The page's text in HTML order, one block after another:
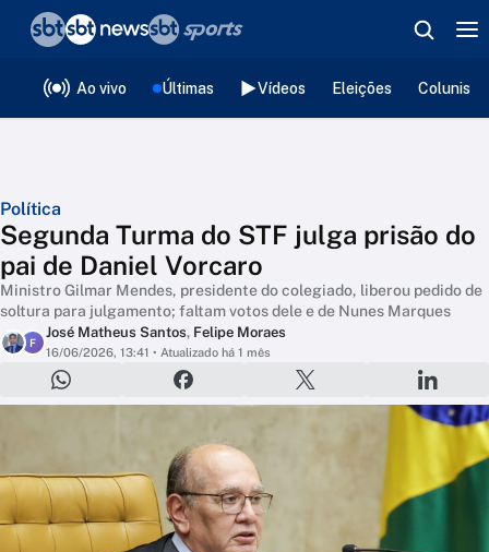
Ao vivo Últimas Vídeos Eleições
Política
Segunda Turma do STF julga prisão do
pai de Daniel Vorcaro
Ministro Gilmar Mendes, presidente do colegiado, liberou pedido de
soltura para julgamento; faltam votos dele e de Nunes Marques
F
José Matheus Santos, Felipe Moraes
16/06/2026, 13:41 • Atualizado há 1 mês
❮voltar
Editorias